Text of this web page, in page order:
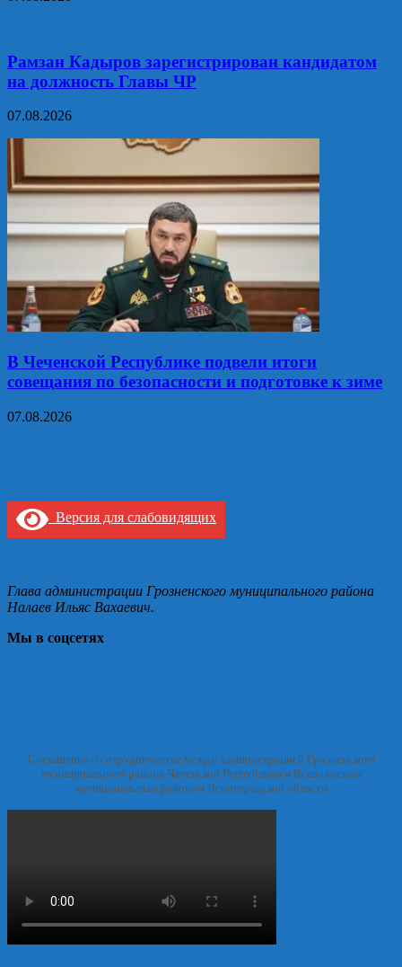
Рамзан Кадыров зарегистрирован кандидатом
на должность Главы ЧР
07.08.2026
В Чеченской Республике подвели итоги
совещания по безопасности и подготовке к зиме
07.08.2026
Версия для слабовидящих
Глава администрации Грозненского муниципального района
Налаев Ильяс Вахаевич.
Мы в соцсетях
Соглашение о сотрудничестве между администрацией Грозненского
муниципального района Чеченской Республики и Всеволжским
муниципальным районом Ленинградской области